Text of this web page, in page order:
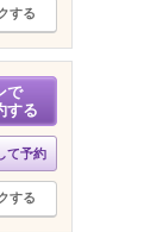
する
で
する
て予約
する